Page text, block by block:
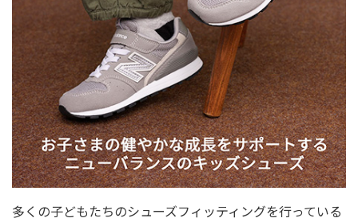
多くの子どもたちのシューズフィッティングを行っている